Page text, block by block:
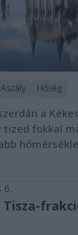
Aszály Hőség
a
fokkal
6.